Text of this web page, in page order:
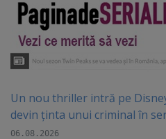
Un nou thriller intră pe
devin ținta unui criminal în
06.08.2026